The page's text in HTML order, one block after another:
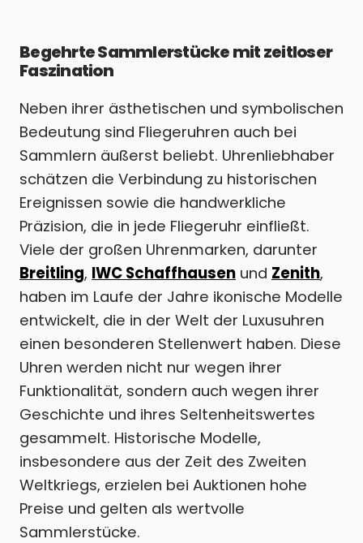
Begehrte Sammlerstücke mit zeitloser
Faszination
Neben ihrer ästhetischen und symbolischen
Bedeutung sind Fliegeruhren auch bei
Sammlern äußerst beliebt. Uhrenliebhaber
schätzen die Verbindung zu historischen
Ereignissen sowie die handwerkliche
Präzision, die in jede Fliegeruhr einfließt.
Viele der großen Uhrenmarken, darunter
Breitling, IWC Schaffhausen und Zenith,
haben im Laufe der Jahre ikonische Modelle
entwickelt, die in der Welt der Luxusuhren
einen besonderen Stellenwert haben. Diese
Uhren werden nicht nur wegen ihrer
Funktionalität, sondern auch wegen ihrer
Geschichte und ihres Seltenheitswertes
gesammelt. Historische Modelle,
insbesondere aus der Zeit des Zweiten
Weltkriegs, erzielen bei Auktionen hohe
Preise und gelten als wertvolle
Sammlerstücke.